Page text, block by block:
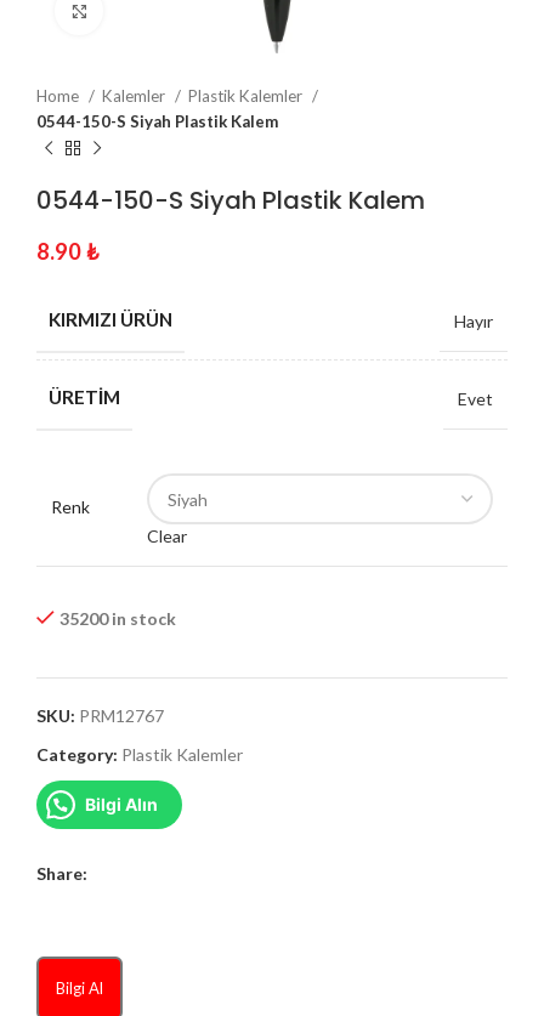
Home Kalemler
Plastik Kalemler
0544-150-S Siyah Plastik Kalem
0544-150-S Siyah Plastik Kalem
8.90₺
KIRMIZI ÜRÜN Hayır
ÜRETIM Evet
Renk
Clear
35200 in stock
SKU: PRM12767
Category: Plastik Kalemler
Bilgi Alın
Share:
Bilgi Al